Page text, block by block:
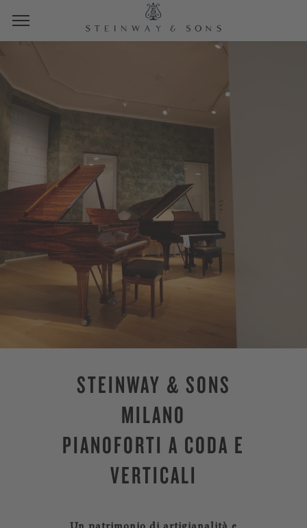
STEINWAY & SONS
MILANO
PIANOFORTI A CODA E
VERTICALI